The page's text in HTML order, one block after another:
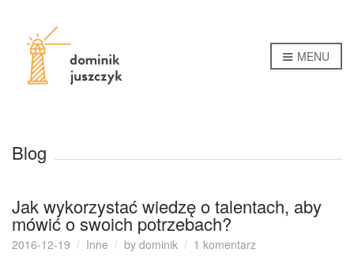
MENU
Blog
Jak wykorzystać wiedzę o talentach, aby
mówić o swoich potrzebach?
2016-12-19 Inne by dominik 1 komentarz